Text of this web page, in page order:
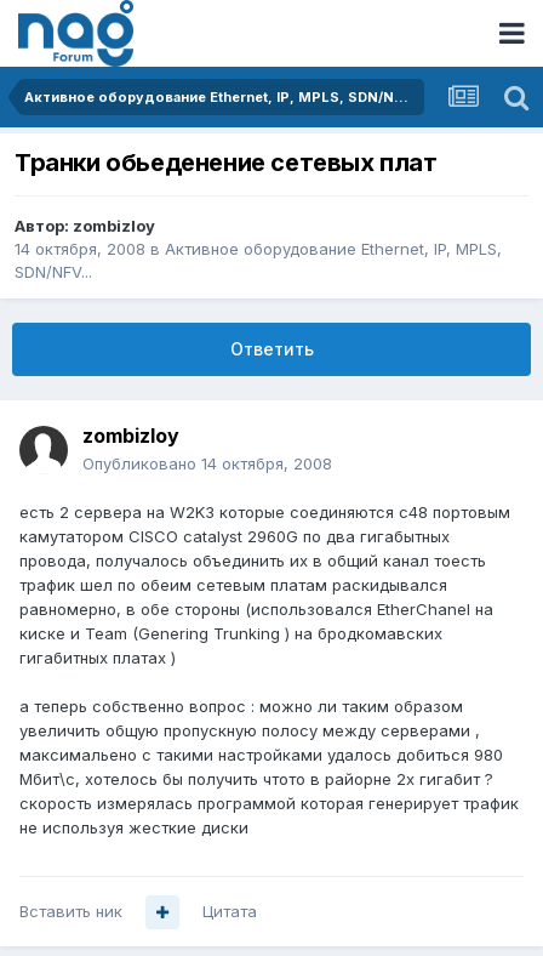
Активное оборудование Ethernet, IP, MPLS, SDN/NFV...
Транки обьеденение сетевых плат
Автор: zombizloy
14 октября, 2008 в Активное оборудование Ethernet, IP, MPLS,
SDN/NFV...
Ответить
zombizloy
Опубликовано 14 октября, 2008
есть 2 сервера на W2K3 которые соединяются с48 портовым
камутатором CISCO catalyst 2960G по два гигабытных
провода, получалось объединить их в общий канал тоесть
трафик шел по обеим сетевым платам раскидывался
равномерно, в обе стороны (использовался EtherChanel на
киске и Team (Genering Trunking ) на бродкомавских
гигабитных платах )
а теперь собственно вопрос : можно ли таким образом
увеличить общую пропускную полосу между серверами ,
максимальено с такими настройками удалось добиться 980
Мбит\с, хотелось бы получить чтото в райорне 2х гигабит ?
скорость измерялась программой которая генерирует трафик
не используя жесткие диски
Вставить ник Цитата